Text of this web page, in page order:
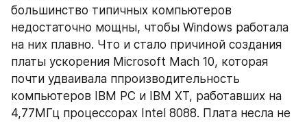
большинство типичных компьютеров
недостаточно мощны, чтобы Windows работала
на них плавно. Что и стало причиной создания
платы ускорения Microsoft Mach 10, которая
почти удваивала ппроизводительность
компьютеров IBM PC и IBM XT, работавших на
4,77МГц процессорах Intel 8088. Плата несла не